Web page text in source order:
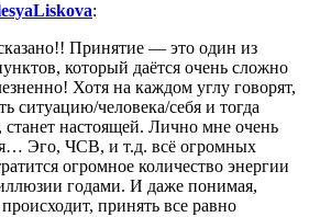
:
Принятие — это один из
который даётся очень сложно
Хотя на каждом углу говорят,
ситуацию/человека/себя и тогда
станет настоящей. Лично мне очень
Эго, ЧСВ, и т.д. всё огромных
огромное количество энергии
годами. И даже понимая,
принять все равно